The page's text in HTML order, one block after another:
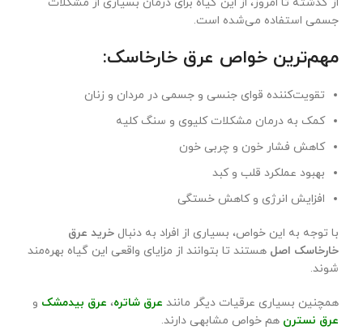
جسمی استفاده می‌شده است.
مهم‌ترین خواص عرق خارخاسک:
تقویت‌کننده قوای جنسی و جسمی در مردان و زنان
کمک به درمان مشکلات کلیوی و سنگ کلیه
کاهش فشار خون و چربی خون
بهبود عملکرد قلب و کبد
افزایش انرژی و کاهش خستگی
با توجه به این خواص، بسیاری از افراد به دنبال خرید عرق
خارخاسک اصل هستند تا بتوانند از مزایای واقعی این گیاه بهره‌مند
شوند.
همچنین بسیاری عرقیات دیگر مانند عرق شاتره، عرق بیدمشک و
عرق نسترن هم خواص مشابهی دارند.